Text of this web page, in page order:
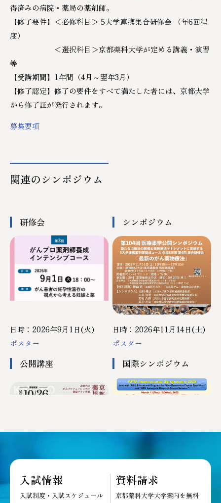
得済みの病院・薬局の薬剤師。
【修了要件】＜必修科目＞ 5大学連携集合研修会 （年6回程
度）
＜選択科目＞京都薬科大学が定める講義・演習
等
【受講期間】1年間（4月～翌年3月）
【修了認定】修了の要件をすべて満たした者には、京都大学
から修了証が発行されます。
募集要項
関連のシンポジウム
研修会
日時：2026年9月1日(火)
ポスター
シンポジウム
日時：2026年11月14日(土)
ポスター
公開講座
日時：2025年10月26日(日)
ポスター
国際シンポジウム
日時：2025年3月11日(水)～
12日（木）
ポスター
入試情報
入試制度・入試スケジュール
資料請求
京都薬科大学大学案内を無料